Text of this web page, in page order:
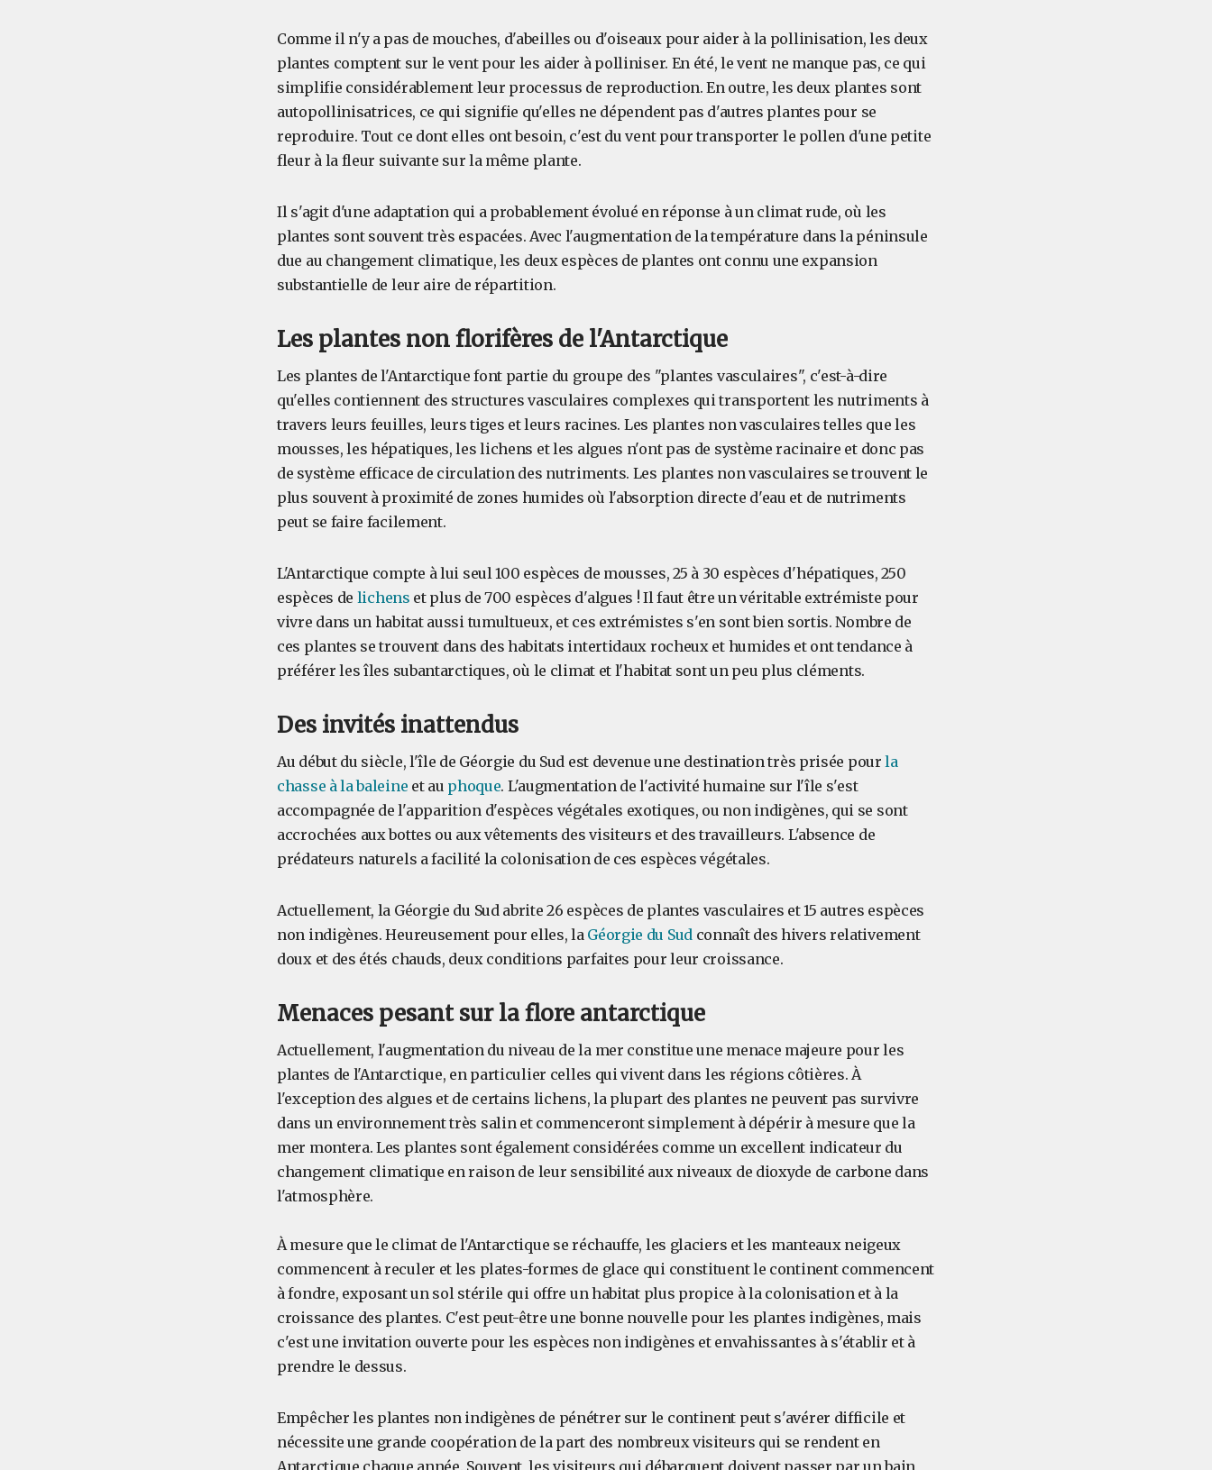
Comme il n'y a pas de mouches, d'abeilles ou d'oiseaux pour aider à la pollinisation, les deux
plantes comptent sur le vent pour les aider à polliniser. En été, le vent ne manque pas, ce qui
simplifie considérablement leur processus de reproduction. En outre, les deux plantes sont
autopollinisatrices, ce qui signifie qu'elles ne dépendent pas d'autres plantes pour se
reproduire. Tout ce dont elles ont besoin, c'est du vent pour transporter le pollen d'une petite
fleur à la fleur suivante sur la même plante.
Il s'agit d'une adaptation qui a probablement évolué en réponse à un climat rude, où les
plantes sont souvent très espacées. Avec l'augmentation de la température dans la péninsule
due au changement climatique, les deux espèces de plantes ont connu une expansion
substantielle de leur aire de répartition.
Les plantes non florifères de l'Antarctique
Les plantes de l'Antarctique font partie du groupe des "plantes vasculaires", c'est-à-dire
qu'elles contiennent des structures vasculaires complexes qui transportent les nutriments à
travers leurs feuilles, leurs tiges et leurs racines. Les plantes non vasculaires telles que les
mousses, les hépatiques, les lichens et les algues n'ont pas de système racinaire et donc pas
de système efficace de circulation des nutriments. Les plantes non vasculaires se trouvent le
plus souvent à proximité de zones humides où l'absorption directe d'eau et de nutriments
peut se faire facilement.
L'Antarctique compte à lui seul 100 espèces de mousses, 25 à 30 espèces d'hépatiques, 250
espèces de lichens et plus de 700 espèces d'algues ! Il faut être un véritable extrémiste pour
vivre dans un habitat aussi tumultueux, et ces extrémistes s'en sont bien sortis. Nombre de
ces plantes se trouvent dans des habitats intertidaux rocheux et humides et ont tendance à
préférer les îles subantarctiques, où le climat et l'habitat sont un peu plus cléments.
Des invités inattendus
Au début du siècle, l'île de Géorgie du Sud est devenue une destination très prisée pourla
chasse à la baleine et au phoque. L'augmentation de l'activité humaine sur l'île s'est
accompagnée de l'apparition d'espèces végétales exotiques, ou non indigènes, qui se sont
accrochées aux bottes ou aux vêtements des visiteurs et des travailleurs. L'absence de
prédateurs naturels a facilité la colonisation de ces espèces végétales.
Actuellement, la Géorgie du Sud abrite 26 espèces de plantes vasculaires et 15 autres espèces
non indigènes. Heureusement pour elles, la Géorgie du Sudconnaît des hivers relativement
doux et des étés chauds, deux conditions parfaites pour leur croissance.
Menaces pesant sur la flore antarctique
Actuellement, l'augmentation du niveau de la mer constitue une menace majeure pour les
plantes de l'Antarctique, en particulier celles qui vivent dans les régions côtières. À
l'exception des algues et de certains lichens, la plupart des plantes ne peuvent pas survivre
dans un environnement très salin et commenceront simplement à dépérir à mesure que la
mer montera. Les plantes sont également considérées comme un excellent indicateur du
changement climatique en raison de leur sensibilité aux niveaux de dioxyde de carbone dans
l'atmosphère.
À mesure que le climat de l'Antarctique se réchauffe, les glaciers et les manteaux neigeux
commencent à reculer et les plates-formes de glace qui constituent le continent commencent
à fondre, exposant un sol stérile qui offre un habitat plus propice à la colonisation et à la
croissance des plantes. C'est peut-être une bonne nouvelle pour les plantes indigènes, mais
c'est une invitation ouverte pour les espèces non indigènes et envahissantes à s'établir et à
prendre le dessus.
Empêcher les plantes non indigènes de pénétrer sur le continent peut s'avérer difficile et
nécessite une grande coopération de la part des nombreux visiteurs qui se rendent en
Antarctique chaque année. Souvent, les visiteurs qui débarquent doivent passer par un bain